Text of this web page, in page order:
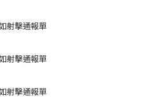
射擊通報單
射擊通報單
射擊通報單